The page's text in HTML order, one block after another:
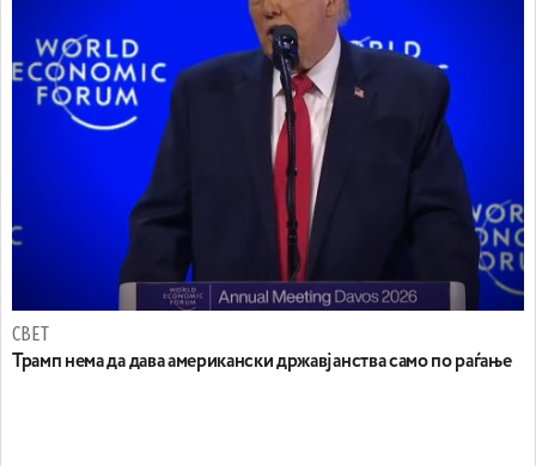
СВЕТ
Трамп нема да дава американски државјанства само по раѓање